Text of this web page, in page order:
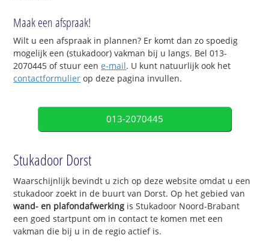
Maak een afspraak!
Wilt u een afspraak in plannen? Er komt dan zo spoedig
mogelijk een (stukadoor) vakman bij u langs. Bel 013-
2070445 of stuur eene-mail. U kunt natuurlijk ook het
contactformulier op deze pagina invullen.
013-2070445
Stukadoor Dorst
Waarschijnlijk bevindt u zich op deze website omdat u een
stukadoor zoekt in de buurt van Dorst. Op het gebied van
wand- en plafondafwerking is Stukadoor Noord-Brabant
een goed startpunt om in contact te komen met een
vakman die bij u in de regio actief is.